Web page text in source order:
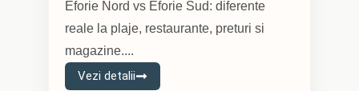
Eforie Nord vs Eforie Sud: diferente
reale la plaje, restaurante, preturi si
magazine....
Vezi detalii